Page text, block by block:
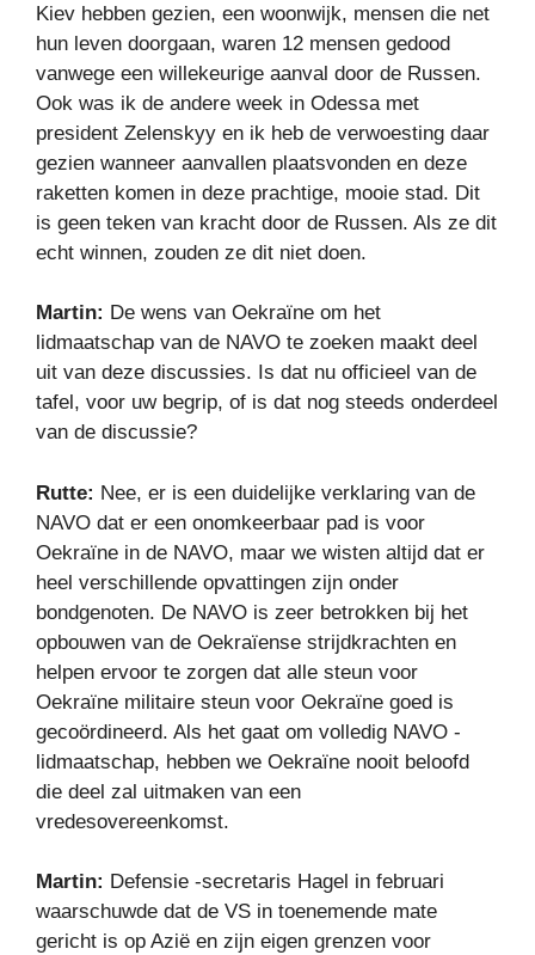
Kiev hebben gezien, een woonwijk, mensen die net
hun leven doorgaan, waren 12 mensen gedood
vanwege een willekeurige aanval door de Russen.
Ook was ik de andere week in Odessa met
president Zelenskyy en ik heb de verwoesting daar
gezien wanneer aanvallen plaatsvonden en deze
raketten komen in deze prachtige, mooie stad. Dit
is geen teken van kracht door de Russen. Als ze dit
echt winnen, zouden ze dit niet doen.
Martin: De wens van Oekraïne om het
lidmaatschap van de NAVO te zoeken maakt deel
uit van deze discussies. Is dat nu officieel van de
tafel, voor uw begrip, of is dat nog steeds onderdeel
van de discussie?
Rutte: Nee, er is een duidelijke verklaring van de
NAVO dat er een onomkeerbaar pad is voor
Oekraïne in de NAVO, maar we wisten altijd dat er
heel verschillende opvattingen zijn onder
bondgenoten. De NAVO is zeer betrokken bij het
opbouwen van de Oekraïense strijdkrachten en
helpen ervoor te zorgen dat alle steun voor
Oekraïne militaire steun voor Oekraïne goed is
gecoördineerd. Als het gaat om volledig NAVO -
lidmaatschap, hebben we Oekraïne nooit beloofd
die deel zal uitmaken van een
vredesovereenkomst.
Martin: Defensie -secretaris Hagel in februari
waarschuwde dat de VS in toenemende mate
gericht is op Azië en zijn eigen grenzen voor